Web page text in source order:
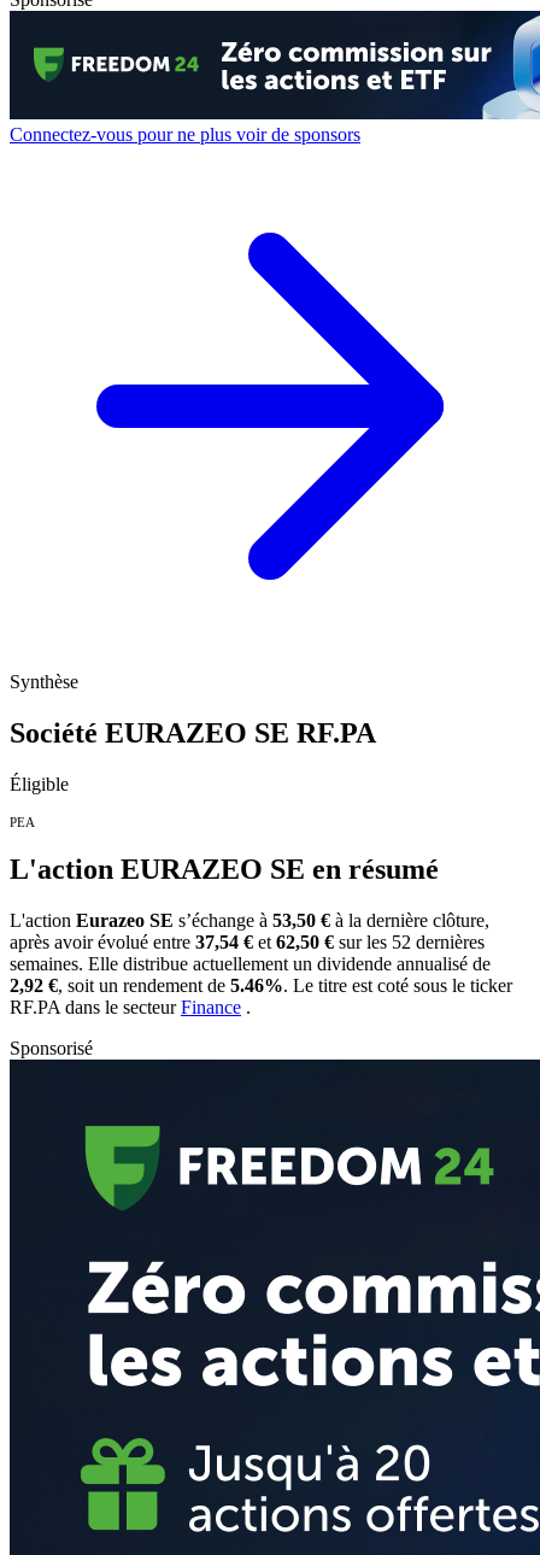
Connectez-vous pour ne plus voir de sponsors
Synthèse
Société EURAZEO SE RF.PA
Éligible
PEA
L'action EURAZEO SE en résumé
L'action Eurazeo SE s’échange à 53,50 € à la dernière clôture,
après avoir évolué entre 37,54 € et 62,50 € sur les 52 dernières
semaines. Elle distribue actuellement un dividende annualisé de
2,92 €, soit un rendement de 5.46%. Le titre est coté sous le ticker
RF.PA dans le secteurFinance .
Sponsorisé